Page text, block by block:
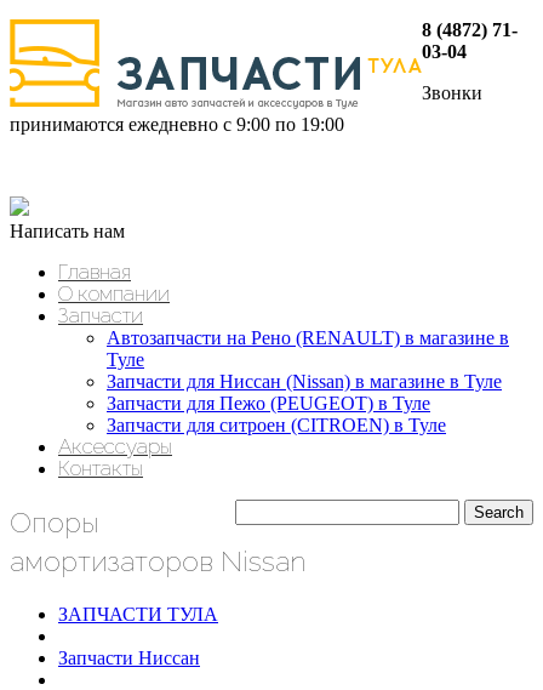
8 (4872) 71-
03-04
Звонки
принимаются ежедневно с 9:00 по 19:00
Написать нам
Главная
О компании
Запчасти
Автозапчасти на Рено (RENAULT) в магазине в
Туле
Запчасти для Ниссан (Nissan) в магазине в Туле
Запчасти для Пежо (PEUGEOT) в Туле
Запчасти для ситроен (CITROEN) в Туле
Аксессуары
Контакты
Опоры
амортизаторов Nissan
ЗАПЧАСТИ ТУЛА
Запчасти Ниссан